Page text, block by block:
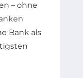
– ohne
Bank als